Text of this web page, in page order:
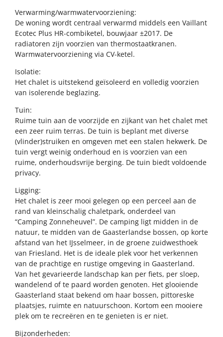
Verwarming/warmwatervoorziening:
De woning wordt centraal verwarmd middels een Vaillant
Ecotec Plus HR-combiketel, bouwjaar ±2017. De
radiatoren zijn voorzien van thermostaatkranen.
Warmwatervoorziening via CV-ketel.
Isolatie:
Het chalet is uitstekend geïsoleerd en volledig voorzien
van isolerende beglazing.
Tuin:
Ruime tuin aan de voorzijde en zijkant van het chalet met
een zeer ruim terras. De tuin is beplant met diverse
(vlinder)struiken en omgeven met een stalen hekwerk. De
tuin vergt weinig onderhoud en is voorzien van een
ruime, onderhoudsvrije berging. De tuin biedt voldoende
privacy.
Ligging:
Het chalet is zeer mooi gelegen op een perceel aan de
rand van kleinschalig chaletpark, onderdeel van
“Camping Zonneheuvel”. De camping ligt midden in de
natuur, te midden van de Gaasterlandse bossen, op korte
afstand van het IJsselmeer, in de groene zuidwesthoek
van Friesland. Het is de ideale plek voor het verkennen
van de prachtige en rustige omgeving in Gaasterland.
Van het gevarieerde landschap kan per fiets, per sloep,
wandelend of te paard worden genoten. Het glooiende
Gaasterland staat bekend om haar bossen, pittoreske
plaatsjes, ruimte en natuurschoon. Kortom een mooiere
plek om te recreëren en te genieten is er niet.
Bijzonderheden: